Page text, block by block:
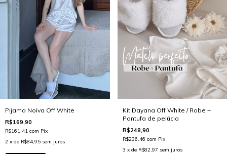
Pijama Noiva Off White
R$169,90
R$161,41 com Pix
2 x de R$84,95 sem juros
Kit Dayana Off White / Robe +
Pantufa de pelúcia
R$248,90
R$236,46 com Pix
3 x de R$82,97 sem juros